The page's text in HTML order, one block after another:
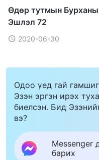
Өдөр тутмын Бурханы
Эшлэл 72
2020-06-30
Одоо үед гай
Эзэн эргэн ирэх
биелсэн. Бид
вэ?
Messenger
барих